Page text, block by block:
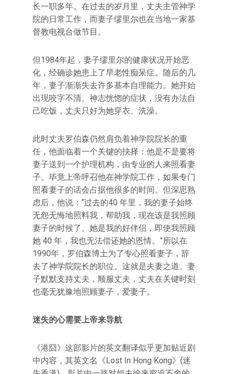
长一职多年。在过去的岁月里，丈夫主管神学
院的日常工作，而妻子缪里尔也在当地一家基
督教电视台做节目。
但1984年起，妻子缪里尔的健康状况开始恶
化，经确诊她患上了早老性痴呆症。随后的几
年，妻子渐渐失去许多基本自理能力。她开始
出现咬字不清、神志恍惚的症状，没有办法自
己吃饭，丈夫只好为她穿衣、洗澡。
此时丈夫罗伯森仍然肩负着神学院院长的重
任，他面临着一个关键的抉择：他是不是要将
妻子送到一个护理机构，由专业的人来照看妻
子。毕竟上帝呼召他在神学院工作，如果专门
照看妻子的话会占据他很多的时间。但深思熟
虑后，他说：“过去的40 年里，我的妻子始终
无怨无悔地照料我，帮助我，现在该是我照顾
妻子的时候了。她是我的好伴侣，即使我照顾
她 40 年，我也无法偿还她的恩情。”所以在
1990年，罗伯森博土为了专心照看妻子，辞
去了神学院院长的职位。这就是夫妻之道。妻
子默默支持丈夫，顺服丈夫，丈夫在关键时刻
也毫无犹豫地照顾妻子，爱妻子。
迷失的心需要上帝来导航
《港囧》这部影片的英文翻译似乎更加贴近剧
中内容，其英文名《Lost In Hong Kong》(迷